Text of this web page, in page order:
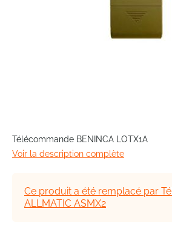
to
the
beginning
images
gallery
Télécommande BENINCA LOTX1A
Voir la description complète
Ce produit a été remplacé par
ALLMATIC ASMX2